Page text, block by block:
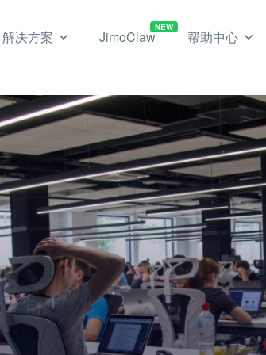
解决方案 JimoClaw
NEW
帮助中心